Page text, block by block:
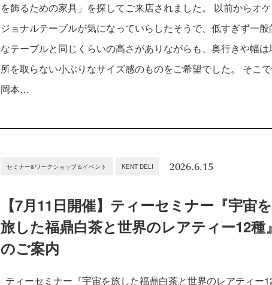
を飾るための家具」を探してご来店されました。 以前からオ
ジョナルテーブルが気になっていらしたそうで、低すぎず一般
なテーブルと同じくらいの高さがありながらも、奥行きや幅は
所を取らない小ぶりなサイズ感のものをご希望でした。 そこ
岡本…
セミナー&ワークショップ＆イベント KENT DELI 2026.6.15
【7月11日開催】ティーセミナー『宇宙を
旅した福鼎白茶と世界のレアティー12種』
のご案内
ティーセミナー『宇宙を旅した福鼎白茶と世界のレアティー